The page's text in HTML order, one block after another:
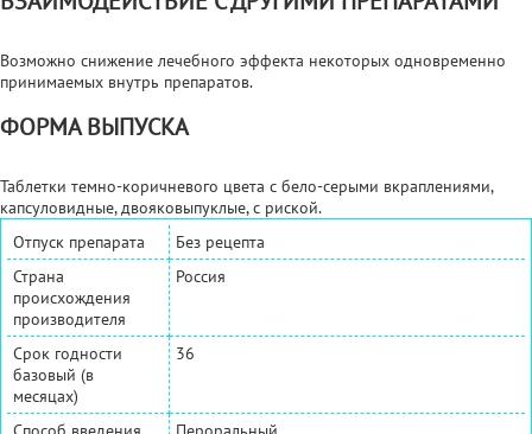
Возможно снижение лечебного эффекта некоторых одновременно
принимаемых внутрь препаратов.
ФОРМА ВЫПУСКА
Таблетки темно-коричневого цвета с бело-серыми вкраплениями,
капсуловидные, двояковыпуклые, с риской.
Отпуск препарата
Без рецепта
Страна
происхождения
производителя
Россия
Срок годности
базовый (в
месяцах)
36